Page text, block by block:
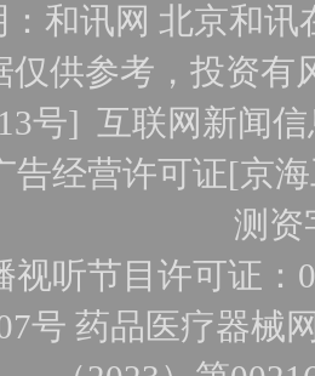
和讯网 北京和
仅供参考，投资有
号]互联网新闻
经营许可证[京
测资
视听节目许可证：
号 药品医疗器械